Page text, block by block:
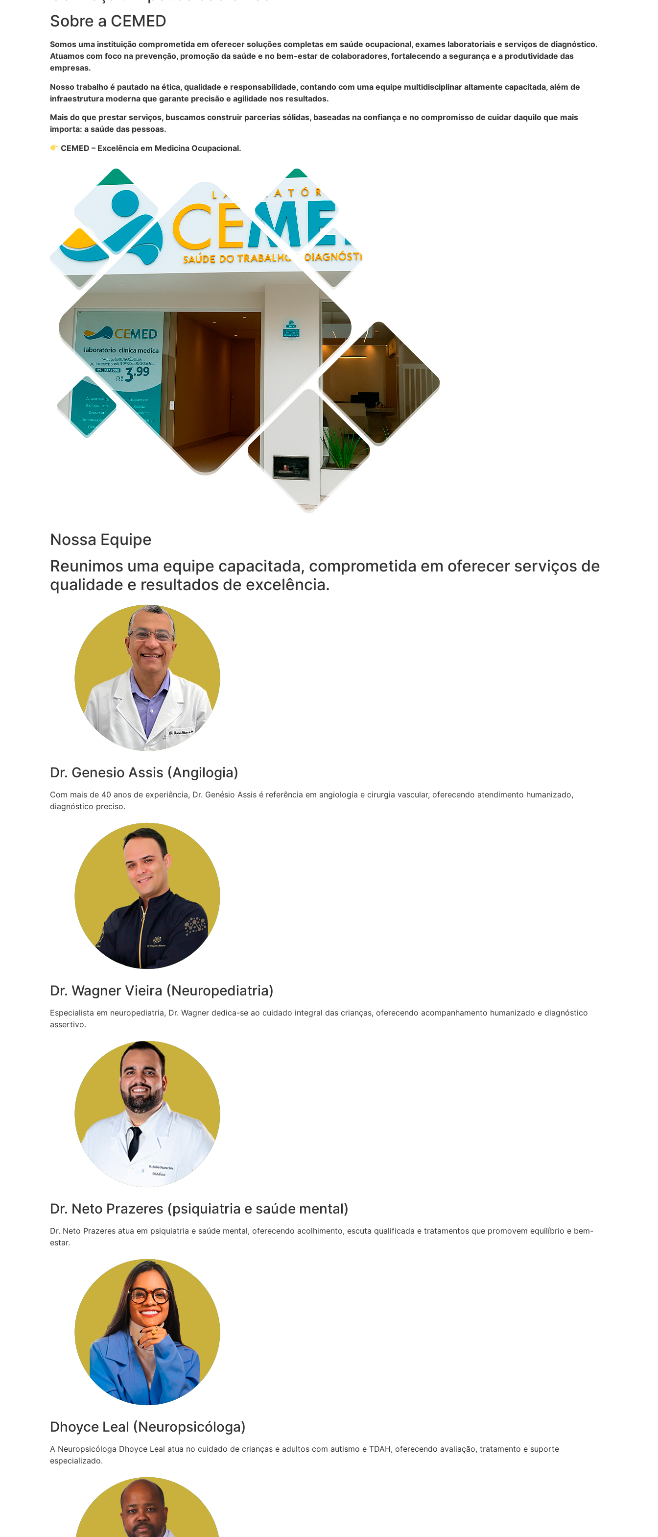
Sobre a CEMED
Somos uma instituição comprometida em oferecer soluções completas em saúde ocupacional, exames laboratoriais e serviços de diagnóstico.
Atuamos com foco na prevenção, promoção da saúde e no bem-estar de colaboradores, fortalecendo a segurança e a produtividade das
empresas.
Nosso trabalho é pautado na ética, qualidade e responsabilidade, contando com uma equipe multidisciplinar altamente capacitada, além de
infraestrutura moderna que garante precisão e agilidade nos resultados.
Mais do que prestar serviços, buscamos construir parcerias sólidas, baseadas na confiança e no compromisso de cuidar daquilo que mais
importa: a saúde das pessoas.
CEMED – Excelência em Medicina Ocupacional.
Nossa Equipe
Reunimos uma equipe capacitada, comprometida em oferecer serviços de
qualidade e resultados de excelência.
Dr. Genesio Assis (Angilogia)
Com mais de 40 anos de experiência, Dr. Genésio Assis é referência em angiologia e cirurgia vascular, oferecendo atendimento humanizado,
diagnóstico preciso.
Dr. Wagner Vieira (Neuropediatria)
Especialista em neuropediatria, Dr. Wagner dedica-se ao cuidado integral das crianças, oferecendo acompanhamento humanizado e diagnóstico
assertivo.
Dr. Neto Prazeres (psiquiatria e saúde mental)
Dr. Neto Prazeres atua em psiquiatria e saúde mental, oferecendo acolhimento, escuta qualificada e tratamentos que promovem equilíbrio e bem-
estar.
Dhoyce Leal (Neuropsicóloga)
A Neuropsicóloga Dhoyce Leal atua no cuidado de crianças e adultos com autismo e TDAH, oferecendo avaliação, tratamento e suporte
especializado.